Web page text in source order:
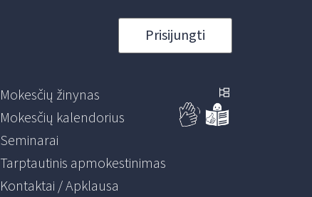
Prisijungti
Mokesčių žinynas
Mokesčių kalendorius
Seminarai
Tarptautinis apmokestinimas
Kontaktai / Apklausa